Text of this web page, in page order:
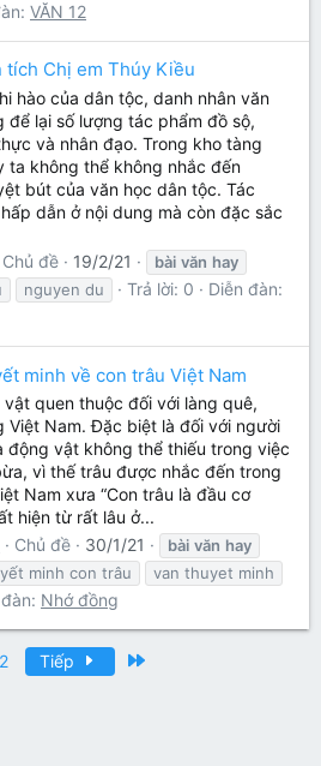
VĂN 12
tích Chị em Thúy Kiều
hào của dân tộc, danh nhân văn
để lại số lượng tác phẩm đồ sộ,
và nhân đạo. Trong kho tàng
ta không thể không nhắc đến
bút của văn học dân tộc. Tác
dẫn ở nội dung mà còn đặc sắc
Chủ đề 19/2/21 bài văn hay
nguyen du Trả lời: 0
Diễn đàn:
minh về con trâu Việt Nam
vật quen thuộc đối với làng quê,
Việt Nam. Đặc biệt là đối với người
động vật không thể thiếu trong việc
vì thế trâu được nhắc đến trong
Nam xưa “Con trâu là đầu cơ
hiện từ rất lâu ở...
Chủ đề 30/1/21 bài văn hay
minh con trâu van thuyet minh
Nhớ đồng
Tiếp